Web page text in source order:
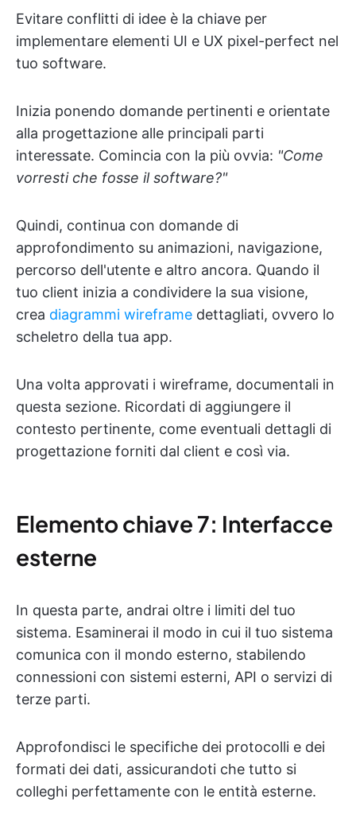
Evitare conflitti di idee è la chiave per
implementare elementi UI e UX pixel-perfect nel
tuo software.
Inizia ponendo domande pertinenti e orientate
alla progettazione alle principali parti
interessate. Comincia con la più ovvia: "Come
vorresti che fosse il software?"
Quindi, continua con domande di
approfondimento su animazioni, navigazione,
percorso dell'utente e altro ancora. Quando il
tuo client inizia a condividere la sua visione,
crea diagrammi wireframe dettagliati, ovvero lo
scheletro della tua app.
Una volta approvati i wireframe, documentali in
questa sezione. Ricordati di aggiungere il
contesto pertinente, come eventuali dettagli di
progettazione forniti dal client e così via.
Elemento chiave 7: Interfacce
esterne
In questa parte, andrai oltre i limiti del tuo
sistema. Esaminerai il modo in cui il tuo sistema
comunica con il mondo esterno, stabilendo
connessioni con sistemi esterni, API o servizi di
terze parti.
Approfondisci le specifiche dei protocolli e dei
formati dei dati, assicurandoti che tutto si
colleghi perfettamente con le entità esterne.